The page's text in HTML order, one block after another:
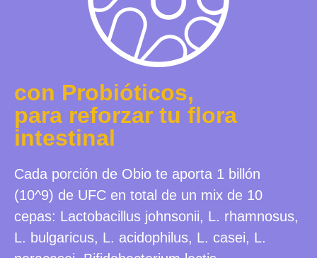
con Probióticos,
para reforzar tu flora
intestinal
Cada porción de Obio te aporta 1 billón
(10^9) de UFC en total de un mix de 10
cepas: Lactobacillus johnsonii, L. rhamnosus,
L. bulgaricus, L. acidophilus, L. casei, L.